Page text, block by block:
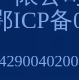
ICP备